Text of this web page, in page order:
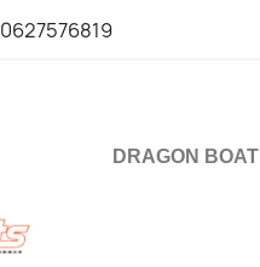
0627576819
DRAGON BOAT